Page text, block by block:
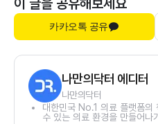
이 글을 공유해보세요
카카오톡 공유
나만의닥터 에디터
나만의닥터
대한민국 No.1 의료 플랫폼의
수 있는 의료 환경을 만들어나